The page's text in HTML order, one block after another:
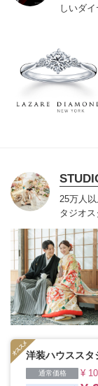
しいダ
られ
にこだわ
わらな
つも、
25万人
タジオ
を添え
ていた
洋装ハウススタ
通常価格 ¥